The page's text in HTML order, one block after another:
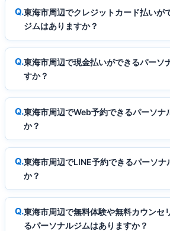
東海市周辺でクレジットカード払いが
ジムはありますか？
東海市周辺で現金払いができるパーソ
すか？
東海市周辺でWeb予約できるパーソナ
か？
東海市周辺でLINE予約できるパーソナ
か？
東海市周辺で無料体験や無料カウンセ
るパーソナルジムはありますか？